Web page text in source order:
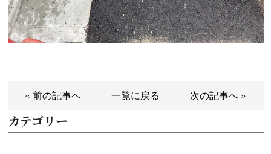
« 前の記事へ 一覧に戻る 次の記事へ »
カテゴリー